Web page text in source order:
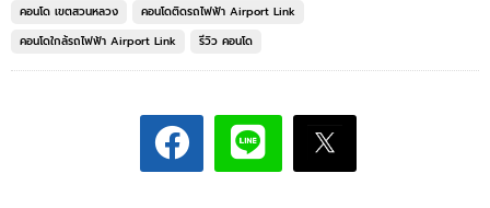
คอนโด เขตสวนหลวง
คอนโดติดรถไฟฟ้า Airport Link
คอนโดใกล้รถไฟฟ้า Airport Link
รีวิว คอนโด